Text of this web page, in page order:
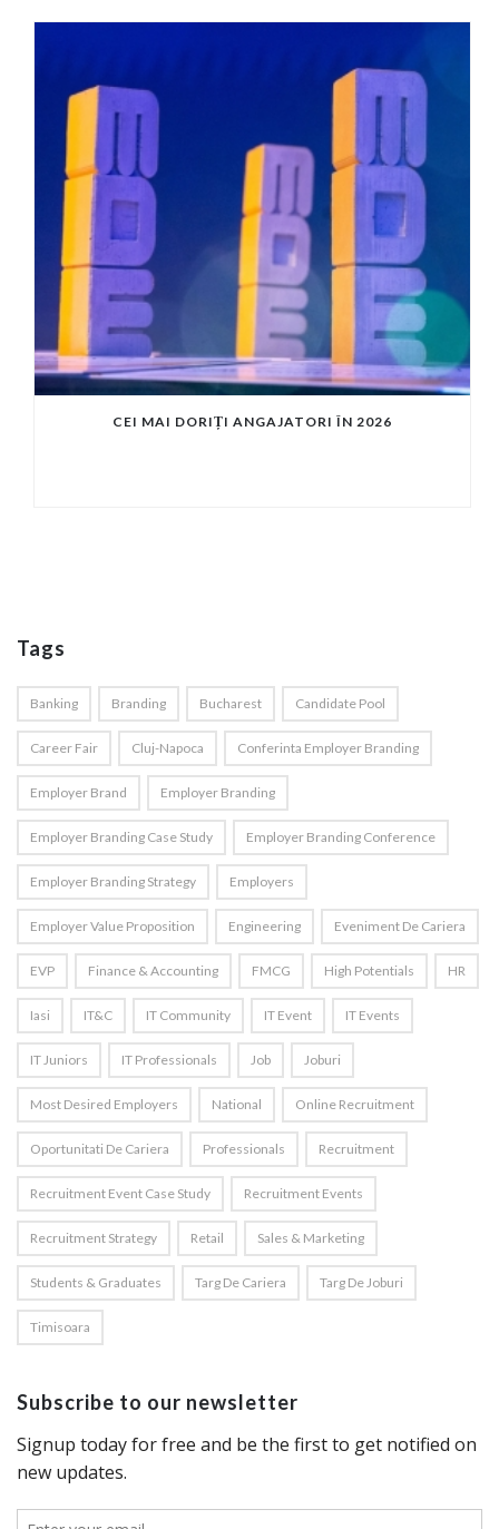
CEI MAI DORIȚI ANGAJATORI ÎN 2026
Tags
Banking Branding Bucharest Candidate Pool
Career Fair Cluj-Napoca Conferinta Employer Branding
Employer Brand Employer Branding
Employer Branding Case Study Employer Branding Conference
Employer Branding Strategy Employers
Employer Value Proposition Engineering Eveniment De Cariera
EVP Finance & Accounting FMCG High Potentials HR
Iasi IT&C IT Community IT Event IT Events
IT Juniors IT Professionals Job Joburi
Most Desired Employers National Online Recruitment
Oportunitati De Cariera Professionals Recruitment
Recruitment Event Case Study Recruitment Events
Recruitment Strategy Retail Sales & Marketing
Students & Graduates Targ De Cariera Targ De Joburi
Timisoara
Subscribe to our newsletter